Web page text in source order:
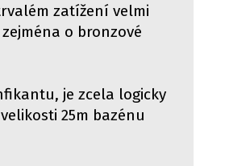
zatížení velmi
o bronzové
je zcela logicky
25m bazénu